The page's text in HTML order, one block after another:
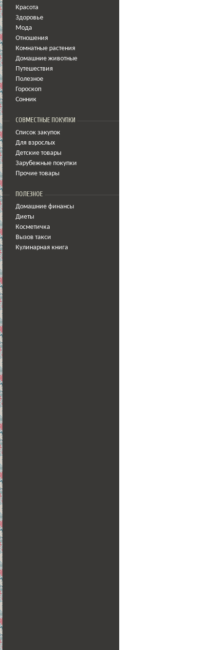
Красота
Здоровье
Мода
Отношения
Комнатные растения
Домашние животные
Путешествия
Полезное
Гороскоп
Сонник
СОВМЕСТНЫЕ ПОКУПКИ
Список закупок
Для взрослых
Детские товары
Зарубежные покупки
Прочие товары
ПОЛЕЗНОЕ
Домашние финансы
Диеты
Косметичка
Вызов такси
Кулинарная книга